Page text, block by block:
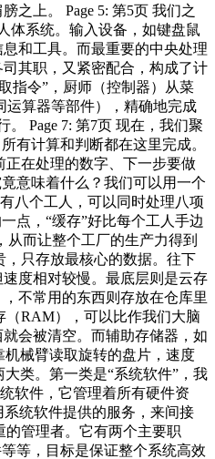
之上。 Page 5: 第5页 我们之
体系统。输入设备，如键盘鼠
和工具。而最重要的中央处理
其职，又紧密配合，构成了计
指令”，厨师（控制器）从菜
运算器等部件），精确地完成
Page 7: 第7页 现在，我们聚
有计算和判断都在这里完成。
正在处理的数字、下一步要做
意味着什么？我们可以用一个
八个工人，可以同时处理八项
点，“缓存”好比每个工人手边
而让整个工厂的生产力得到
，只存放最核心的数据。往下
度相对较慢。最底层则是云存
不常用的东西则存放在仓库里
（RAM），可以比作我们大脑
会被清空。而辅助存储器，如
械臂读取旋转的盘片，速度
类。第一类是“系统软件”，我
软件，它管理着所有硬件资
统软件提供的服务，来间接
的管理者。它有两个主要职
等，目标是保证整个系统高效